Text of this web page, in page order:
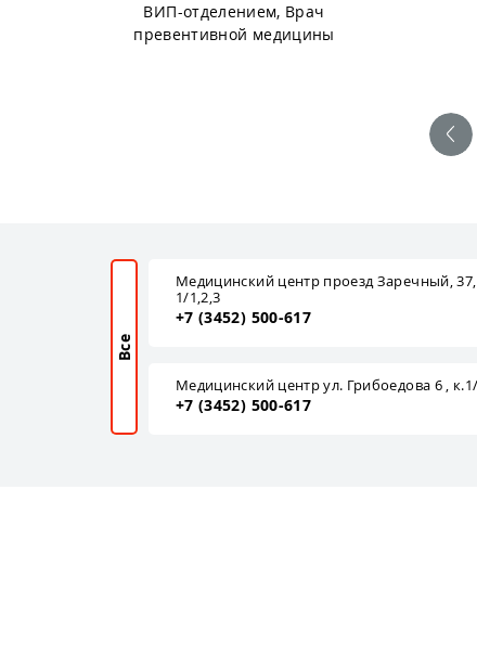
ВИП-отделением, Врач
превентивной медицины
Медицинский центр проезд Заречный,
1/1,2,3
+7 (3452) 500-617
Медицинский центр ул. Грибоедова 6 ,
+7 (3452) 500-617
Все